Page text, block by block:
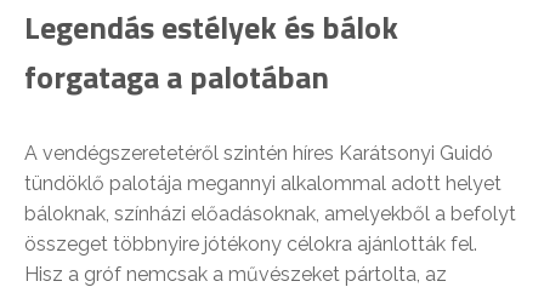
Legendás estélyek és bálok
forgataga a palotában
A vendégszeretetéről szintén híres Karátsonyi Guidó
tündöklő palotája megannyi alkalommal adott helyet
báloknak, színházi előadásoknak, amelyekből a befolyt
összeget többnyire jótékony célokra ajánlották fel.
Hisz a gróf nemcsak a művészeket pártolta, az